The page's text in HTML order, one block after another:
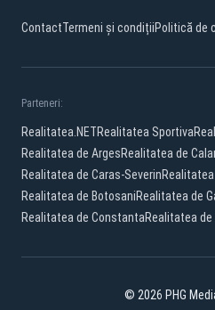
ContactTermeni și condițiiPolitică de
Parteneri:
Realitatea.NETRealitatea Sportiva
Realitatea de ArgesRealitatea de
Realitatea de Caras-Severin
Realitatea de BotosaniRealitatea de
Realitatea de ConstantaRealitatea de
© 2026 PHG